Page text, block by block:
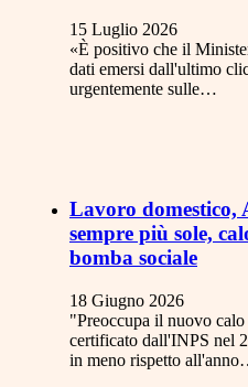
15 Luglio 2026
«È positivo che il
dati emersi dall'ultimo
urgentemente sulle…
Lavoro domestico,
sempre più sole,
bomba sociale
18 Giugno 2026
"Preoccupa il nuovo
certificato dall'INPS nel
in meno rispetto